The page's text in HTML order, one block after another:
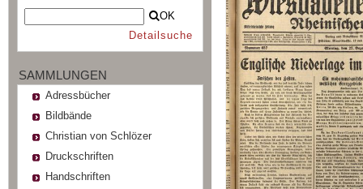
OK
Detailsuche
SAMMLUNGEN
Adressbücher
Bildbände
Christian von Schlözer
Druckschriften
Handschriften